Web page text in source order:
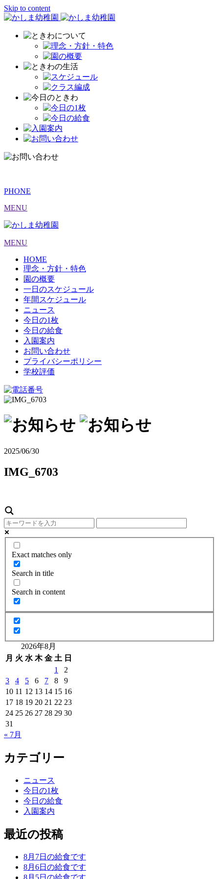
Skip to content
PHONE
MENU
MENU
HOME
理念・方針・特色
園の概要
一日のスケジュール
年間スケジュール
ニュース
今日の1枚
今日の給食
入園案内
お問い合わせ
プライバシーポリシー
学校評価
2025/06/30
IMG_6703
Exact matches only
Search in title
Search in content
2026年8月
月 火 水 木 金 土 日
1
2
3
4 5 6 7 8
9
10 11 12 13 14 15 16
17 18 19 20 21 22 23
24 25 26 27 28 29 30
31
« 7月
カテゴリー
ニュース
今日の1枚
今日の給食
入園案内
最近の投稿
8月7日の給食です
8月6日の給食です
8月5日の給食です。